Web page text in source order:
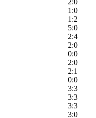
2:0
1:0
1:2
5:0
2:4
2:0
0:0
2:0
2:1
0:0
3:3
3:3
3:3
3:0